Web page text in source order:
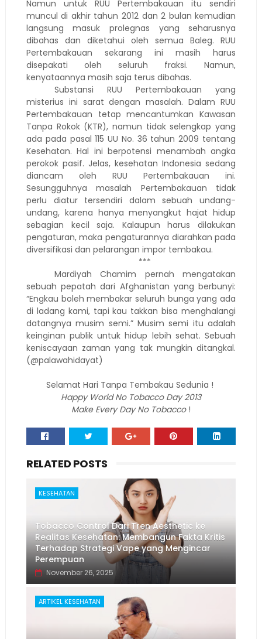
Namun untuk RUU Pertembakauan itu sendiri
muncul di akhir tahun 2012 dan 2 bulan kemudian
langsung masuk prolegnas yang seharusnya
dibahas dan diketahui oleh semua Baleg. RUU
Pertembakauan sekarang ini masih harus
disepakati oleh seluruh fraksi. Namun,
kenyataannya masih saja terus dibahas.
Substansi RUU Pertembakauan yang
misterius ini sarat dengan masalah. Dalam RUU
Pertembakauan tetap mencantumkan Kawasan
Tanpa Rokok (KTR), namun tidak selengkap yang
ada pada pasal 115 UU No. 36 tahun 2009 tentang
Kesehatan. Hal ini berpotensi menambah angka
perokok pasif. Jelas, kesehatan Indonesia sedang
diancam oleh RUU Pertembakauan ini.
Sesungguhnya masalah Pertembakauan tidak
perlu diatur tersendiri dalam sebuah undang-
undang, karena hanya menyangkut hajat hidup
sebagian kecil saja. Kalaupun harus dilakukan
pengaturan, maka pengaturannya diarahkan pada
diversifikasi dan pelarangan impor tembakau.
***
Mardiyah Chamim pernah mengatakan
sebuah pepatah dari Afghanistan yang berbunyi:
“Engkau boleh membakar seluruh bunga yang ada
di ladang kami, tapi kau takkan bisa menghalangi
datangnya musim semi.” Musim semi itu adalah
keinginan publik untuk hidup lebih sehat. Sebuah
keniscayaan zaman yang tak mungkin ditangkal.
(@palawahidayat)
Selamat Hari Tanpa Tembakau Sedunia !
Happy World No Tobacco Day 2013
Make Every Day No Tobacco!
RELATED POSTS
KESEHATAN
Tobacco Control Dari Tren Aesthetic ke
Realitas Kesehatan: Membangun Fakta Kritis
Terhadap Strategi Vape yang Mengincar
Perempuan
November 26, 2025
ARTIKEL KESEHATAN